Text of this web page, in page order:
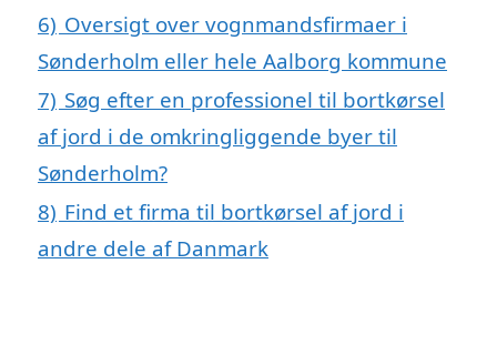
6) Oversigt over vognmandsfirmaer i
Sønderholm eller hele Aalborg kommune
7) Søg efter en professionel til bortkørsel
af jord i de omkringliggende byer til
Sønderholm?
8) Find et firma til bortkørsel af jord i
andre dele af Danmark